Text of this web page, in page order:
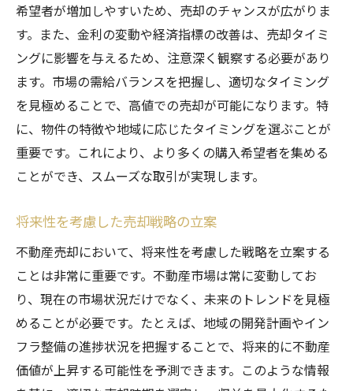
希望者が増加しやすいため、売却のチャンスが広がりま
す。また、金利の変動や経済指標の改善は、売却タイミ
ングに影響を与えるため、注意深く観察する必要があり
ます。市場の需給バランスを把握し、適切なタイミング
を見極めることで、高値での売却が可能になります。特
に、物件の特徴や地域に応じたタイミングを選ぶことが
重要です。これにより、より多くの購入希望者を集める
ことができ、スムーズな取引が実現します。
将来性を考慮した売却戦略の立案
不動産売却において、将来性を考慮した戦略を立案する
ことは非常に重要です。不動産市場は常に変動してお
り、現在の市場状況だけでなく、未来のトレンドを見極
めることが必要です。たとえば、地域の開発計画やイン
フラ整備の進捗状況を把握することで、将来的に不動産
価値が上昇する可能性を予測できます。このような情報